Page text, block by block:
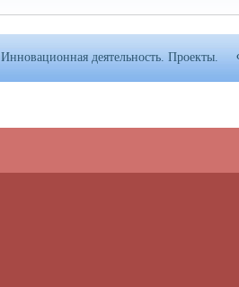
Инновационная деятельность. Проекты.